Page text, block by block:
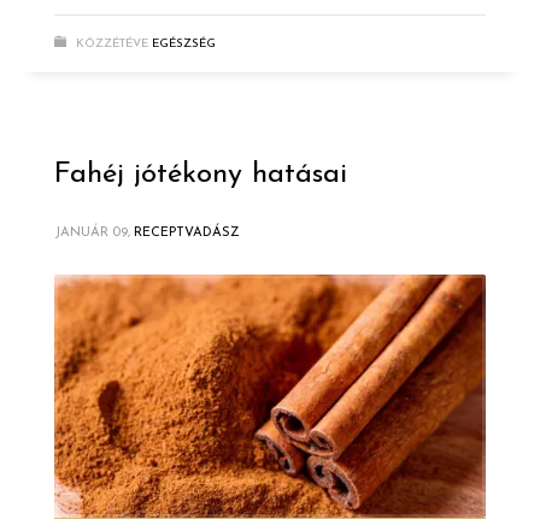
KÖZZÉTÉVE EGÉSZSÉG
Fahéj jótékony hatásai
JANUÁR 09, RECEPTVADÁSZ